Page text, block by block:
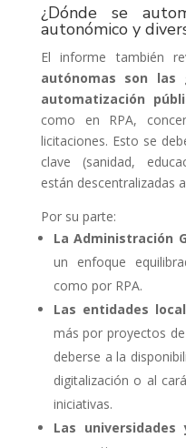
¿Dónde se
autonómico y
El informe también
autónomas son las
automatización
como en RPA,
licitaciones. Esto se
clave (sanidad,
están descentralizadas
Por su parte:
La Administración
un enfoque
como por RPA.
Las entidades
más por proyectos
deberse a la
digitalización o al
iniciativas.
Las universidades